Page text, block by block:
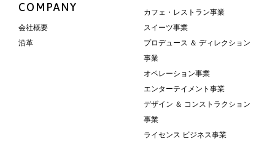
COMPANY
会社概要
沿革
カフェ・レストラン事業
スイーツ事業
プロデュース ＆ ディレクション
事業
オペレーション事業
エンターテイメント事業
デザイン ＆ コンストラクション
事業
ライセンス ビジネス事業